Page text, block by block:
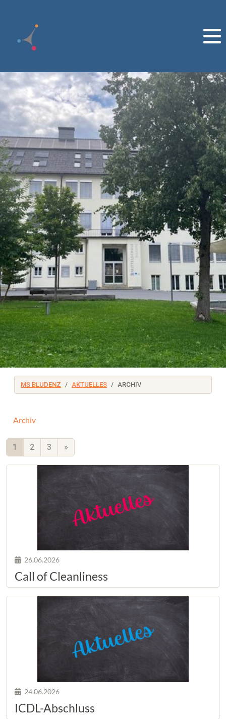
MS BLUDENZ AKTUELLES ARCHIV
Archiv
1 2 3 »
26.06.2026
Call of Cleanliness
24.06.2026
ICDL-Abschluss